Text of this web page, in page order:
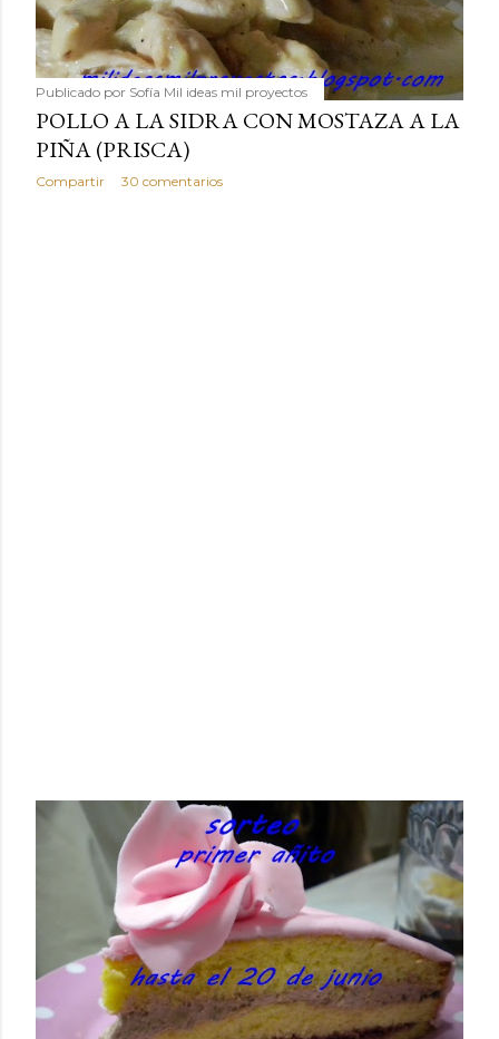
Publicado por Sofía Mil ideas mil proyectos
POLLO A LA SIDRA CON MOSTAZA A LA
PIÑA (PRISCA)
Compartir 30 comentarios